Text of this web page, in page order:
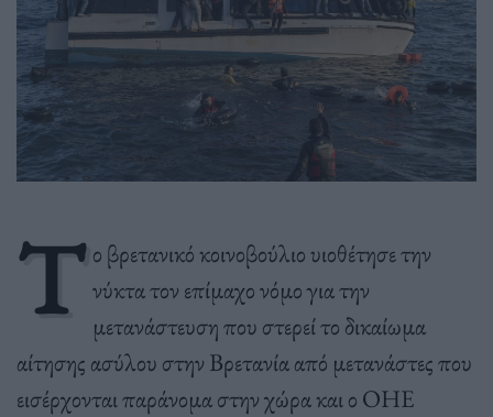
Τ ο βρετανικό κοινοβούλιο υιοθέτησε την
νύκτα τον επίμαχο νόμο για την
μετανάστευση που στερεί το δικαίωμα
αίτησης ασύλου στην Βρετανία από μετανάστες που
εισέρχονται παράνομα στην χώρα και ο ΟΗΕ